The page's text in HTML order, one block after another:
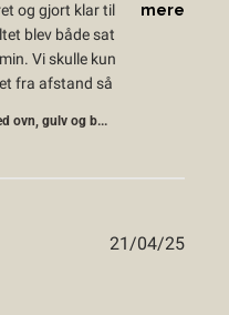
og gjort klar til
blev både sat
Vi skulle kun
fra afstand så
mere
ovn, gulv og b...
21/04/25